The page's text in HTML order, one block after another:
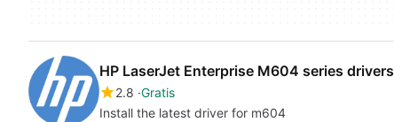
HP LaserJet Enterprise M604 series drivers
2.8 Gratis
Install the latest driver for m604